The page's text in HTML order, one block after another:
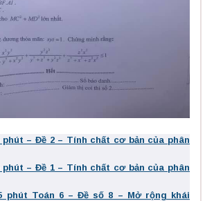
– Đề 2 – Tính chất cơ bản của phân
– Đề 1 – Tính chất cơ bản của phân
phút Toán 6 – Đề số 8 – Mở rộng khái